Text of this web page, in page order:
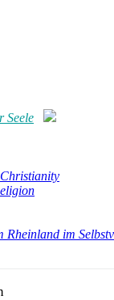
Seele
Christianity
Rheinland im